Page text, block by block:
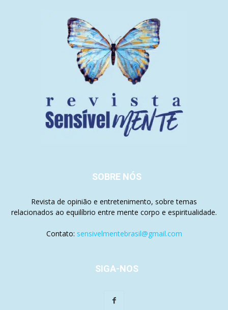
SOBRE NÓS
Revista de opinião e entretenimento, sobre temas
relacionados ao equilíbrio entre mente corpo e espiritualidade.
Contato: sensivelmentebrasil@gmail.com
SIGA-NOS